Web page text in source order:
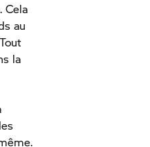
Cela
au
la